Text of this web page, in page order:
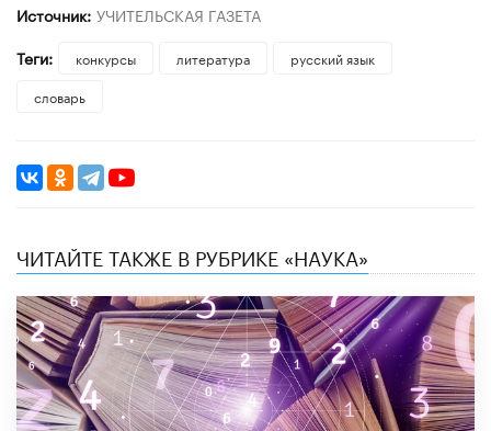
Источник: УЧИТЕЛЬСКАЯ ГАЗЕТА
Теги:
конкурсы литература
русский язык
словарь
ЧИТАЙТЕ ТАКЖЕ В РУБРИКЕ «НАУКА»